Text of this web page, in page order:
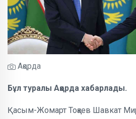
Ақорда
Бұл туралы Ақорда хабарлады.
Қасым-Жомарт Тоқаев Шавкат